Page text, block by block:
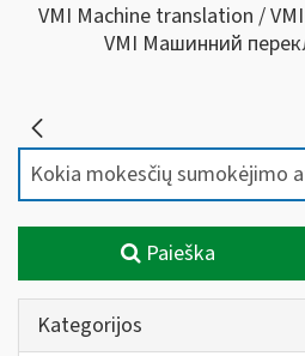
VMI Machine translation /
VMI Машинний
Paieška
Kategorijos